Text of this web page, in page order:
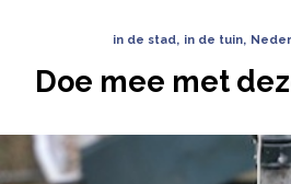
in de stad, in de tuin,
Doe mee met